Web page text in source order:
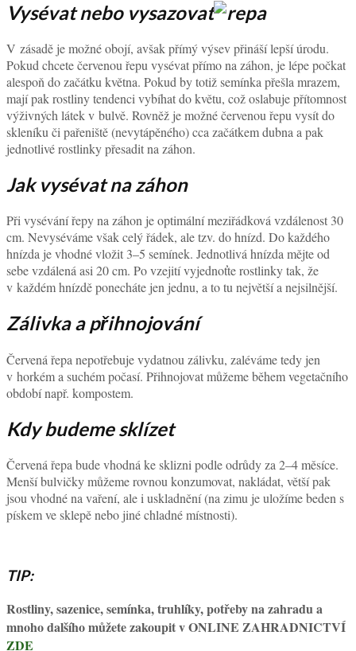
Vysévat nebo vysazovat
V zásadě je možné obojí, avšak přímý výsev přináší lepší úrodu.
Pokud chcete červenou řepu vysévat přímo na záhon, je lépe počkat
alespoň do začátku května. Pokud by totiž semínka přešla mrazem,
mají pak rostliny tendenci vybíhat do květu, což oslabuje přítomnost
výživných látek v bulvě. Rovněž je možné červenou řepu vysít do
skleníku či pařeniště (nevytápěného) cca začátkem dubna a pak
jednotlivé rostlinky přesadit na záhon.
Jak vysévat na záhon
Při vysévání řepy na záhon je optimální meziřádková vzdálenost 30
cm. Nevyséváme však celý řádek, ale tzv. do hnízd. Do každého
hnízda je vhodné vložit 3–5 semínek. Jednotlivá hnízda mějte od
sebe vzdálená asi 20 cm. Po vzejití vyjednoťte rostlinky tak, že
v každém hnízdě ponecháte jen jednu, a to tu největší a nejsilnější.
Zálivka a přihnojování
Červená řepa nepotřebuje vydatnou zálivku, zaléváme tedy jen
v horkém a suchém počasí. Přihnojovat můžeme během vegetačního
období např. kompostem.
Kdy budeme sklízet
Červená řepa bude vhodná ke sklizni podle odrůdy za 2–4 měsíce.
Menší bulvičky můžeme rovnou konzumovat, nakládat, větší pak
jsou vhodné na vaření, ale i uskladnění (na zimu je uložíme beden s
pískem ve sklepě nebo jiné chladné místnosti).
TIP:
Rostliny, sazenice, semínka, truhlíky, potřeby na zahradu a
mnoho dalšího můžete zakoupit v ONLINE ZAHRADNICTVÍ
ZDE